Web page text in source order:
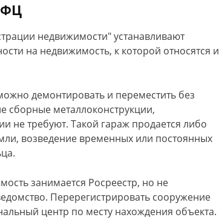
недвижимости" устанавливают
на недвижимость, к которой относятся и
демонтировать и переместить без
сборные металлоконструкции,
не требуют. Такой гараж продается либо
возведение временных или постоянных
занимается Росреестр, но не
Перерегистрировать сооружение
центр по месту нахождения объекта.